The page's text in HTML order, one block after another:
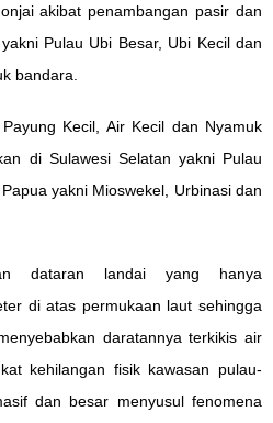
akibat penambangan pasir dan
Pulau Ubi Besar, Ubi Kecil dan
bandara.
Kecil, Air Kecil dan Nyamuk
di Sulawesi Selatan yakni Pulau
yakni Mioswekel, Urbinasi dan
dataran landai yang hanya
di atas permukaan laut sehingga
daratannya terkikis air
kehilangan fisik kawasan pulau-
dan besar menyusul fenomena